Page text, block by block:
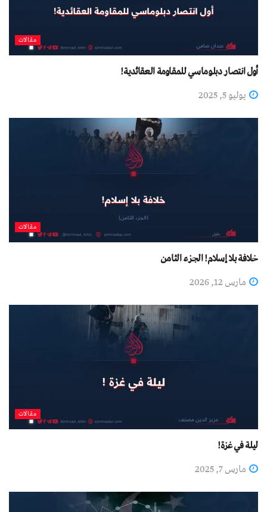
مقالات
أول انتصار دبلوماسي للمقاومة العقائدية!
يوليو 5, 2025
مقالات
خلافة بلا إسلام! الجزء الثامن
مارس 12, 2026
مقالات
ليلة في غزة!
مارس 7, 2025